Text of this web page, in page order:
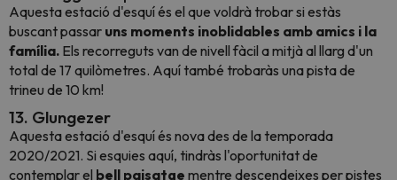
Aquesta estació d'esquí és el que voldrà trobar si estàs
buscant passar uns moments inoblidables amb amics i la
família. Els recorreguts van de nivell fàcil a mitjà al llarg d'un
total de 17 quilòmetres. Aquí també trobaràs una pista de
trineu de 10 km!
13. Glungezer
Aquesta estació d'esquí és nova des de la temporada
2020/2021. Si esquies aquí, tindràs l'oportunitat de
contemplar el bell paisatge mentre descendeixes per pistes